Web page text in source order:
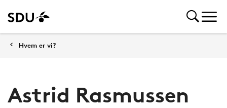
Hvem er vi?
Astrid Rasmussen